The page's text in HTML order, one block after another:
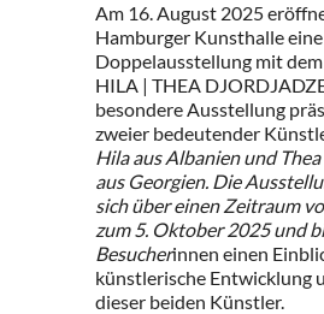
Am 16. August 2025
Hamburger Kunsthalle
Doppelausstellung mit
HILA | THEA
besondere Ausstellung
zweier bedeutender
Hila aus Albanien und
aus Georgien. Die
sich über einen Zeitraum
zum 5. Oktober 2025 und
Besucherinnen einen
künstlerische Entwicklung
dieser beiden Künstler.